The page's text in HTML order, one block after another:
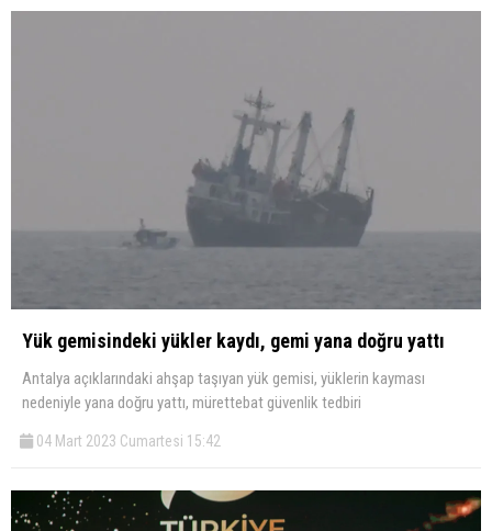
Yük gemisindeki yükler kaydı, gemi yana doğru yattı
Antalya açıklarındaki ahşap taşıyan yük gemisi, yüklerin kayması
nedeniyle yana doğru yattı, mürettebat güvenlik tedbiri
04 Mart 2023 Cumartesi 15:42